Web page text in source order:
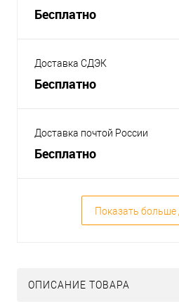
Бесплатно
Доставка СДЭК
Бесплатно
Доставка почтой России
Бесплатно
Показать больше
ОПИСАНИЕ ТОВАРА